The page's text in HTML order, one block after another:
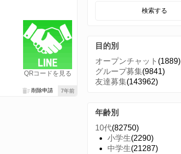
QRコードを見る
7年前
削除申請
検索する
目的別
オープンチャット (1889)
グループ募集(9841)
友達募集(143962)
年齢別
10代(82750)
小学生(2290)
中学生(21287)